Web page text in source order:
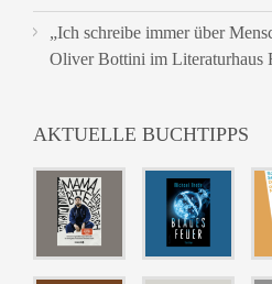
„Ich schreibe immer über
Oliver Bottini im Literaturhaus
AKTUELLE BUCHTIPPS